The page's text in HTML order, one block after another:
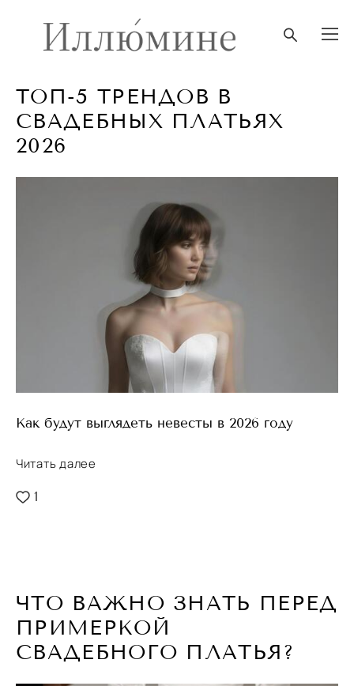
ТОП-5 ТРЕНДОВ В
СВАДЕБНЫХ ПЛАТЬЯХ
2026
Как будут выглядеть невесты в 2026 году
Читать далее
1
ЧТО ВАЖНО ЗНАТЬ ПЕРЕД
ПРИМЕРКОЙ
СВАДЕБНОГО ПЛАТЬЯ?